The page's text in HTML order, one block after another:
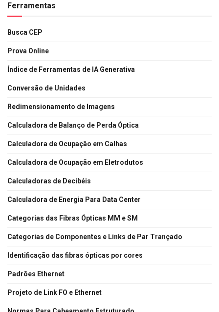
Ferramentas
Busca CEP
Prova Online
Índice de Ferramentas de IA Generativa
Conversão de Unidades
Redimensionamento de Imagens
Calculadora de Balanço de Perda Óptica
Calculadora de Ocupação em Calhas
Calculadora de Ocupação em Eletrodutos
Calculadoras de Decibéis
Calculadora de Energia Para Data Center
Categorias das Fibras Ópticas MM e SM
Categorias de Componentes e Links de Par Trançado
Identificação das fibras ópticas por cores
Padrões Ethernet
Projeto de Link FO e Ethernet